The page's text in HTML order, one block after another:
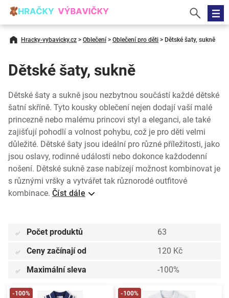
Hracky-vybavicky.cz > Oblečení > Oblečení pro děti > Dětské šaty, sukně
Dětské šaty, sukně
Dětské šaty a sukně jsou nezbytnou součástí každé dětské
šatní skříně. Tyto kousky oblečení nejen dodají vaší malé
princezně nebo malému princovi styl a eleganci, ale také
zajišťují pohodlí a volnost pohybu, což je pro děti velmi
důležité. Dětské šaty jsou ideální pro různé příležitosti, jako
jsou oslavy, rodinné události nebo dokonce každodenní
nošení. Dětské sukně zase nabízejí možnost kombinovat je
s různými vršky a vytvářet tak různorodé outfitové
kombinace. Číst dále
✅ Počet produktů 63
✅ Ceny začínají od 120 Kč
✅ Maximální sleva -100%
-100% -100%